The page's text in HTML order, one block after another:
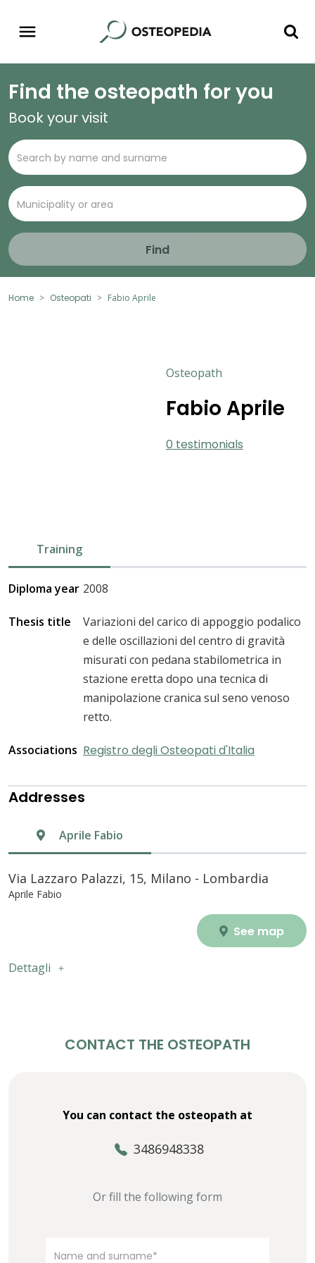
Find the osteopath for you
Book your visit
Find
Home Osteopati Fabio Aprile
Osteopath
Fabio Aprile
0 testimonials
Training
Diploma year 2008
Thesis title
Variazioni del carico di appoggio podalico
e delle oscillazioni del centro di gravità
misurati con pedana stabilometrica in
stazione eretta dopo una tecnica di
manipolazione cranica sul seno venoso
retto.
Associations Registro degli Osteopati d'Italia
Addresses
Aprile Fabio
Via Lazzaro Palazzi, 15, Milano - Lombardia
Aprile Fabio
See map
Dettagli
CONTACT THE OSTEOPATH
You can contact the osteopath at
3486948338
Or fill the following form